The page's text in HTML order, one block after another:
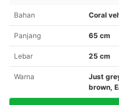
Bahan Coral
Panjang 65 cm
Lebar 25 cm
Warna
Just
brown,